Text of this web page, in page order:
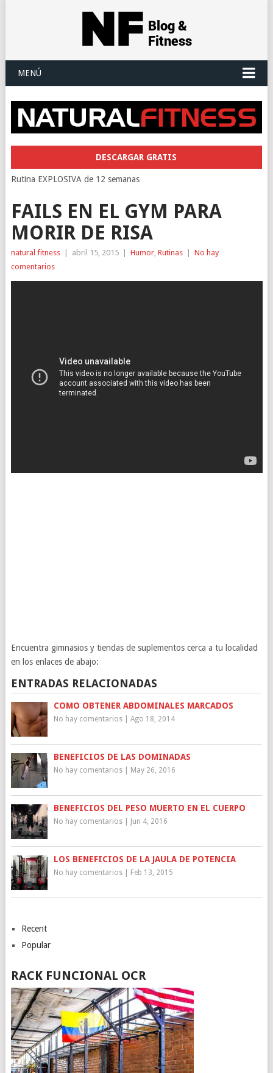
MENÚ
DESCARGAR GRATIS
Rutina EXPLOSIVA de 12 semanas
FAILS EN EL GYM PARA
MORIR DE RISA
natural fitness abril 15, 2015 Humor, Rutinas
No hay
comentarios
Encuentra gimnasios y tiendas de suplementos cerca a tu localidad
en los enlaces de abajo:
ENTRADAS RELACIONADAS
COMO OBTENER ABDOMINALES MARCADOS
No hay comentarios| Ago 18, 2014
BENEFICIOS DE LAS DOMINADAS
No hay comentarios| May 26, 2016
BENEFICIOS DEL PESO MUERTO EN EL CUERPO
No hay comentarios| Jun 4, 2016
LOS BENEFICIOS DE LA JAULA DE POTENCIA
No hay comentarios| Feb 13, 2015
Recent
Popular
RACK FUNCIONAL OCR